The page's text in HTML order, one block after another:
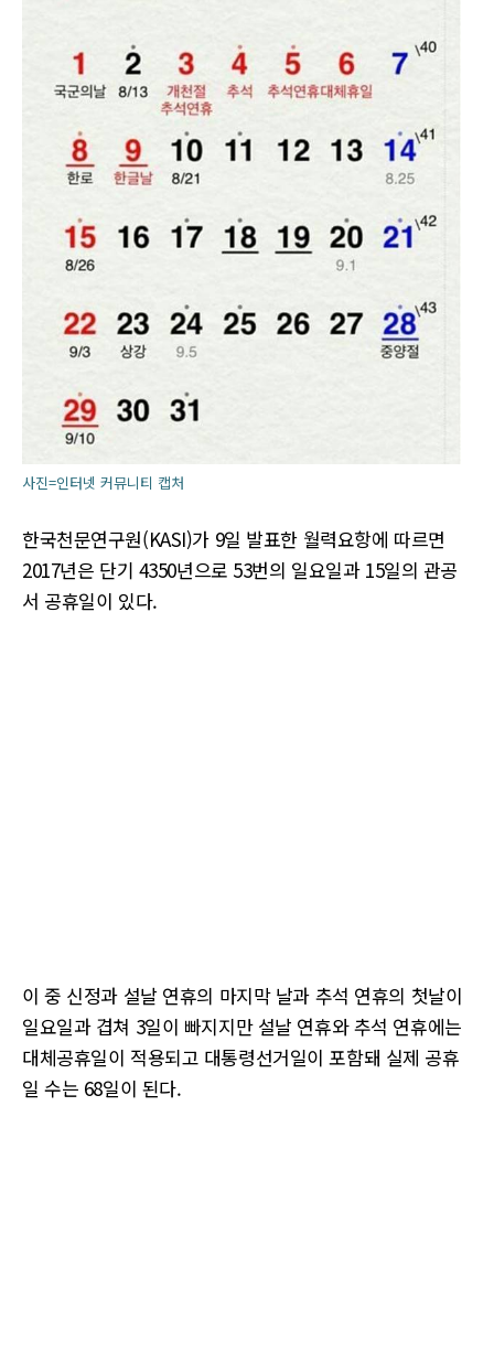
사진=인터넷 커뮤니티 캡처
한국천문연구원(KASI)가 9일 발표한 월력요항에 따르면
2017년은 단기 4350년으로 53번의 일요일과 15일의 관공
서 공휴일이 있다.
이 중 신정과 설날 연휴의 마지막 날과 추석 연휴의 첫날이
일요일과 겹쳐 3일이 빠지지만 설날 연휴와 추석 연휴에는
대체공휴일이 적용되고 대통령선거일이 포함돼 실제 공휴
일 수는 68일이 된다.